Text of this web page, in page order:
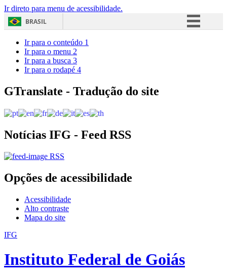
Ir direto para menu de acessibilidade.
BRASIL
Acesso à informação
Ir para o conteúdo 1
Ir para o menu 2
Ir para a busca 3
Ir para o rodapé 4
GTranslate - Tradução do site
Notícias IFG - Feed RSS
RSS
Opções de acessibilidade
Acessibilidade
Alto contraste
Mapa do site
IFG
Instituto Federal de Goiás